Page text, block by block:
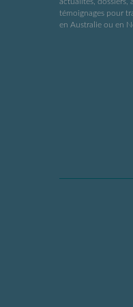
témoignages pour
en Australie ou en